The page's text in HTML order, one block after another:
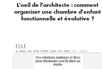
L'oeil de l'architecte : comment
organiser une chambre d'enfant
fonctionnelle et évolutive ?